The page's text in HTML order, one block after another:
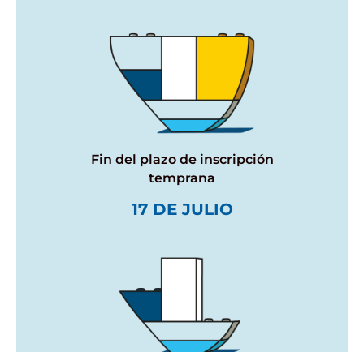
Fin del plazo de inscripción
temprana
17 DE JULIO